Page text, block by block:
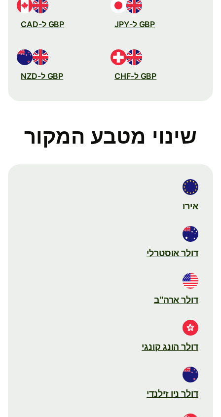
GBP ל-JPY GBP ל-CAD
GBP ל-CHF GBP ל-NZD
שינוי מטבע המקור
אירו
דולר אוסטרלי
דולר ארה"ב
דולר הונג קונגי
דולר ניו זילנדי